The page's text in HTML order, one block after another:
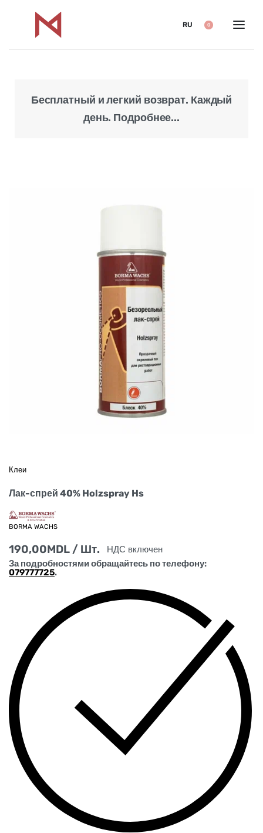
RU 0
Бесплатный и легкий возврат. Каждый
день. Подробнее...
Клеи
Лак-спрей 40% Holzspray Hs
BORMA WACHS
190,00MDL / Шт.
НДС включен
За подробностями обращайтесь по телефону:
079777725.